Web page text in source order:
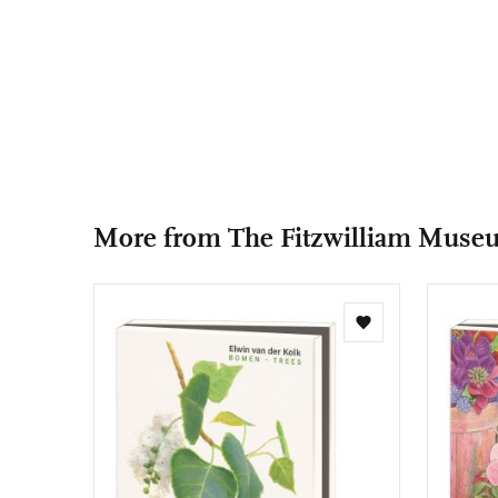
More from The Fitzwilliam
Add